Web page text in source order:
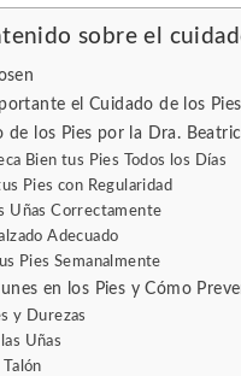
sobre el
el Cuidado de los
de los Pies por la Dra.
Bien tus Pies Todos los Días
Pies con Regularidad
Uñas Correctamente
Adecuado
Pies Semanalmente
en los Pies y Cómo
y Durezas
Uñas
Talón